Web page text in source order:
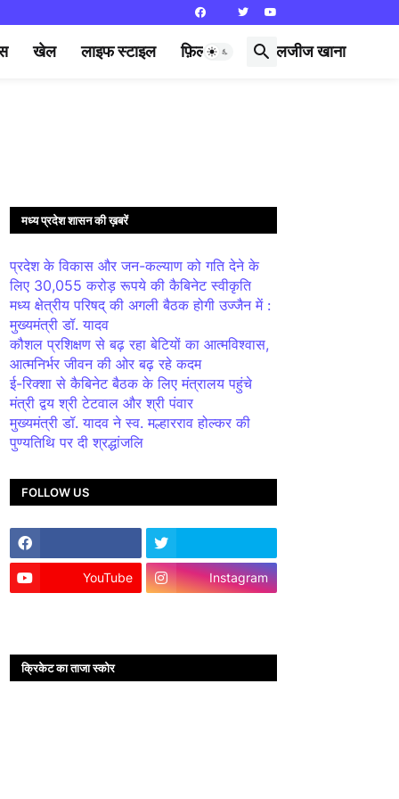
खेल लाइफ स्टाइल फ़िल्मी दुनिया लजीज खाना
मध्य प्रदेश शासन की ख़बरें
प्रदेश के विकास और जन-कल्याण को गति देने के
लिए 30,055 करोड़ रूपये की कैबिनेट स्वीकृति
मध्य क्षेत्रीय परिषद् की अगली बैठक होगी उज्जैन में :
मुख्यमंत्री डॉ. यादव
कौशल प्रशिक्षण से बढ़ रहा बेटियों का आत्मविश्वास,
आत्मनिर्भर जीवन की ओर बढ़ रहे कदम
ई-रिक्शा से कैबिनेट बैठक के लिए मंत्रालय पहुंचे
मंत्री द्वय श्री टेटवाल और श्री पंवार
मुख्यमंत्री डॉ. यादव ने स्व. मल्हारराव होल्कर की
पुण्यतिथि पर दी श्रद्धांजलि
FOLLOW US
YouTube Instagram
क्रिकेट का ताजा स्कोर